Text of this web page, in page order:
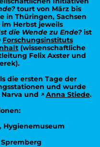
tourt von März bis
in Thüringen, Sachsen
Herbst jeweils
die Wende zu Ende?ist
Forschungsinstituts
(wissenschaftliche
Felix Axster und
die ersten Tage der
und wurde
und
Anna Stiede.
Hygienemuseum
Spremberg